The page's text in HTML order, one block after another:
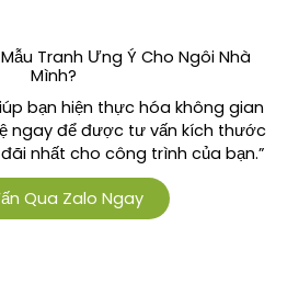
Tranh Ưng Ý Cho Ngôi Nhà
Mình?
bạn hiện thực hóa không gian
ngay để được tư vấn kích thước
nhất cho công trình của bạn.”
Qua Zalo Ngay